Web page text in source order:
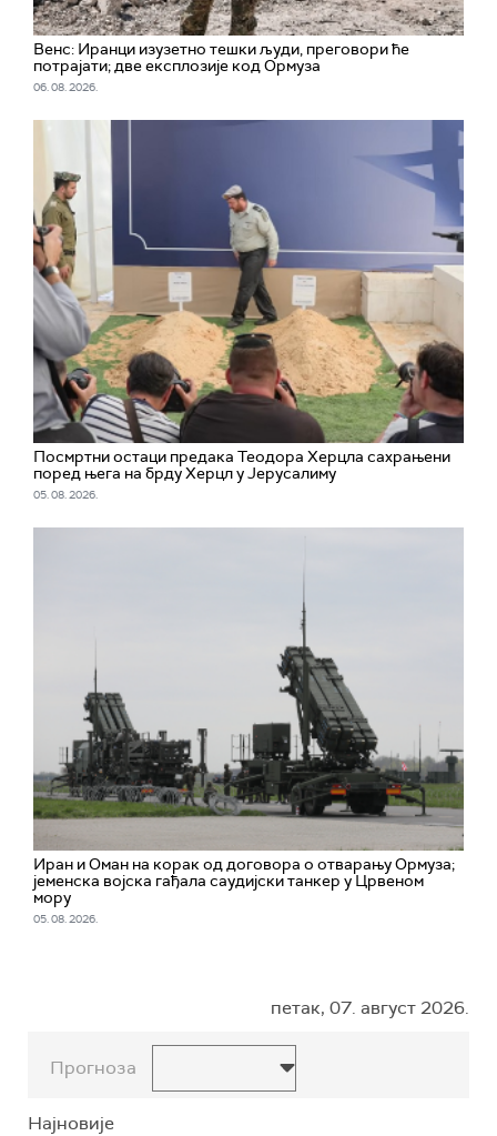
Венс: Иранци изузетно тешки људи, преговори ће
потрајати; две експлозије код Ормуза
06. 08. 2026.
Посмртни остаци предака Теодора Херцла сахрањени
поред њега на брду Херцл у Јерусалиму
05. 08. 2026.
Иран и Оман на корак од договора о отварању Ормуза;
jеменска војска гађала саудијски танкер у Црвеном
мору
05. 08. 2026.
петак, 07. август 2026.
Прогноза
Најновије